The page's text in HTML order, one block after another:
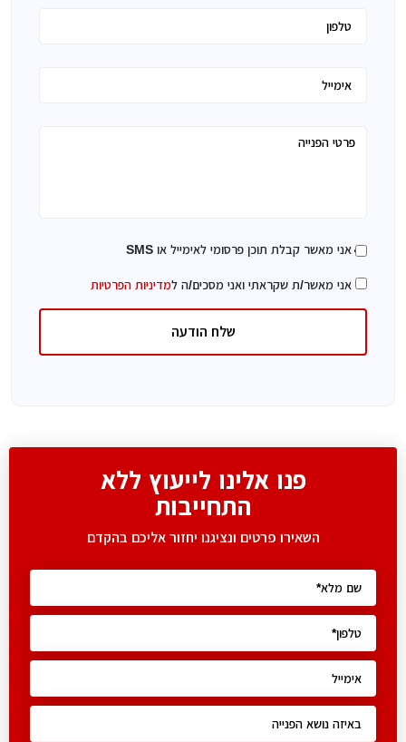
אני מאשר קבלת תוכן פרסומי לאימייל או SMS
אני מאשר/ת שקראתי ואני מסכים/ה למדיניות הפרטיות
שלח הודעה
פנו אלינו לייעוץ ללא
התחייבות
השאירו פרטים ונציגנו יחזור אליכם בהקדם